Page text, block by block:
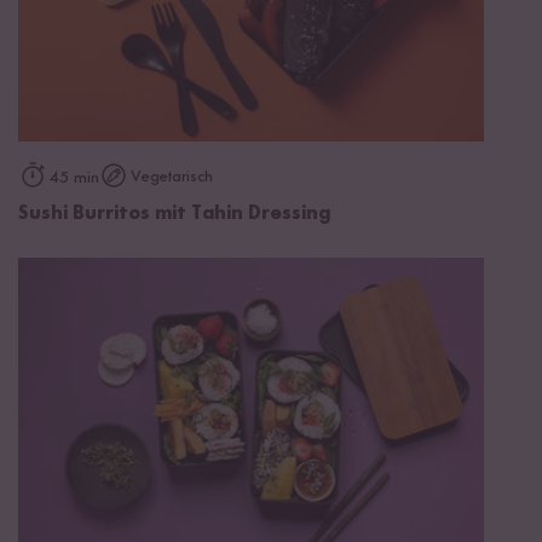
45 min Vegetarisch
Sushi Burritos mit Tahin Dressing